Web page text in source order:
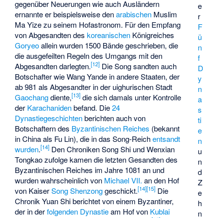
e
r
F
ü
n
f
D
y
n
a
s
ti
e
n
u
n
d
Z
e
h
n
gegenüber Neuerungen wie auch Ausländern
ernannte er beispielsweise denarabischen Muslim
Ma Yizezu seinem Hofastronom. Für den Empfang
von Abgesandten deskoreanischen Königreiches
Goryeoallein wurden 1500 Bände geschrieben, die
die ausgefeilten Regeln des Umgangs mit den
Abgesandten darlegten.[12] Die Song sandten auch
Botschafter wie Wang Yande in andere Staaten, der
ab 981 als Abgesandter in der uighurischen Stadt
Gaochangdiente,[13] die sich damals unter Kontrolle
der Karachanidenbefand. Die24
Dynastiegeschichtenberichten auch von
Botschaftern des Byzantinischen Reiches (bekannt
in China als Fu Lin), die in das Song-Reichentsandt
wurden.[14] Den ChronikenSong Shi undWenxian
Tongkaozufolge kamen die letzten Gesandten des
Byzantinischen Reiches im Jahre 1081 an und
wurden wahrscheinlich von Michael VII. an den Hof
von KaiserSong Shenzonggeschickt.[14][15] Die
ChronikYuan Shiberichtet von einem Byzantiner,
der in derfolgenden Dynastieam Hof von Kublai